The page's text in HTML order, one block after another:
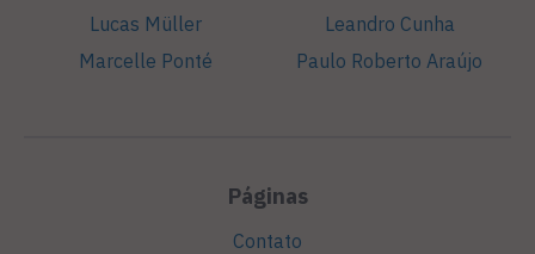
Lucas Müller
Marcelle Ponté
Leandro Cunha
Paulo Roberto Araújo
Páginas
Contato